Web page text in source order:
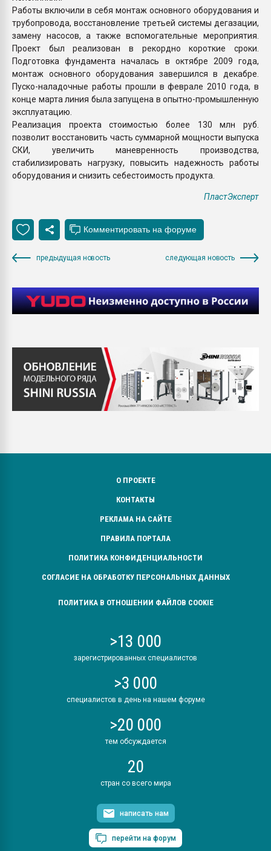
Работы включили в себя монтаж основного оборудования и
трубопровода, восстановление третьей системы дегазации,
замену насосов, а также вспомогательные мероприятия.
Проект был реализован в рекордно короткие сроки.
Подготовка фундамента началась в октябре 2009 года,
монтаж основного оборудования завершился в декабре.
Пуско-наладочные работы прошли в феврале 2010 года, в
конце марта линия была запущена в опытно-промышленную
эксплуатацию.
Реализация проекта стоимостью более 130 млн руб.
позволит восстановить часть суммарной мощности выпуска
СКИ, увеличить маневренность производства,
стабилизировать нагрузку, повысить надежность работы
оборудования и снизить себестоимость продукта.
ПластЭксперт
предыдущая новость следующая новость
О ПРОЕКТЕ
КОНТАКТЫ
РЕКЛАМА НА САЙТЕ
ПРАВИЛА ПОРТАЛА
ПОЛИТИКА КОНФИДЕНЦИАЛЬНОСТИ
СОГЛАСИЕ НА ОБРАБОТКУ ПЕРСОНАЛЬНЫХ ДАННЫХ
ПОЛИТИКА В ОТНОШЕНИИ ФАЙЛОВ COOKIE
>13 000
зарегистрированных специалистов
>3 000
специалистов в день на нашем форуме
>20 000
тем обсуждается
20
стран со всего мира
написать нам
перейти на форум